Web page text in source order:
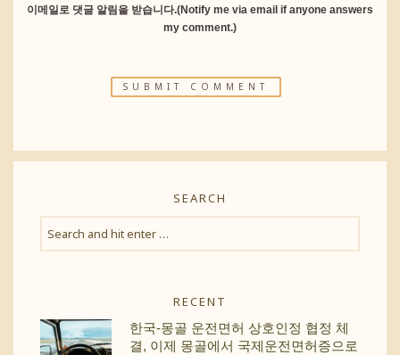
이메일로 댓글 알림을 받습니다.(Notify me via email if anyone answers
my comment.)
SEARCH
RECENT
한국-몽골 운전면허 상호인정 협정 체
결, 이제 몽골에서 국제운전면허증으로